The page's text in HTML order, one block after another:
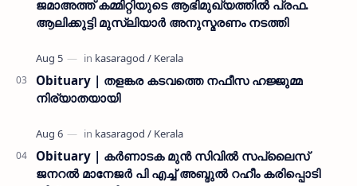
ജമാഅത്ത് കമ്മിറ്റിയുടെ ആഭിമുഖ്യത്തിൽ പ്രഫ.
ആലിക്കുട്ടി മുസ്ലിയാർ അനുസ്മരണം നടത്തി
Obituary | തളങ്കര കടവത്തെ നഫീസ ഹജ്ജുമ്മ
നിര്യാതയായി
Obituary | കർണാടക മുൻ സിവില്‍ സപ്ലൈസ്
ജനറൽ മാനേജർ പി എച്ച് അബ്ദുൽ റഹീം കരിപ്പൊടി